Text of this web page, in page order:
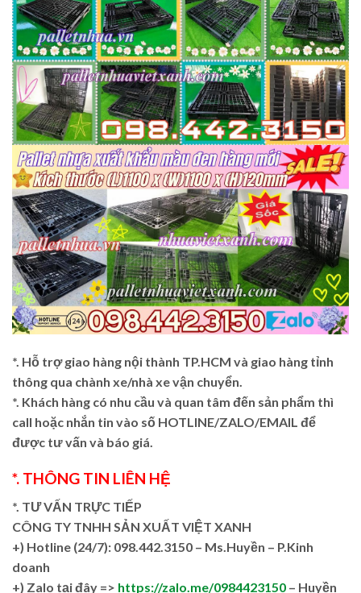
*. Hỗ trợ giao hàng nội thành TP.HCM và giao hàng tỉnh
thông qua chành xe/nhà xe vận chuyển.
*. Khách hàng có nhu cầu và quan tâm đến sản phẩm thì
call hoặc nhắn tin vào số HOTLINE/ZALO/EMAIL để
được tư vấn và báo giá.
*. THÔNG TIN LIÊN HỆ
*. TƯ VẤN TRỰC TIẾP
CÔNG TY TNHH SẢN XUẤT VIỆT XANH
+) Hotline (24/7): 098.442.3150 – Ms.Huyền – P.Kinh
doanh
+) Zalo tại đây => https://zalo.me/0984423150 – Huyền